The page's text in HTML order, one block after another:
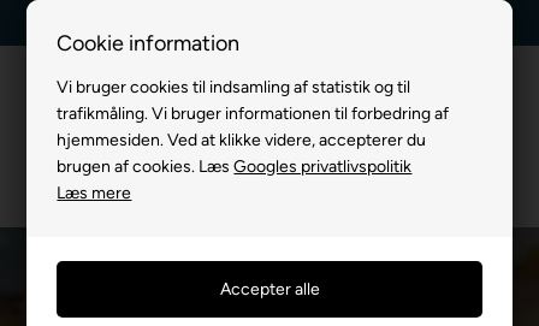
Cookie information
Vi bruger cookies til indsamling af statistik og til
trafikmåling. Vi bruger informationen til forbedring af
hjemmesiden. Ved at klikke videre, accepterer du
brugen af cookies. LæsGoogles privatlivspolitik
Læs mere
Legetøj til Hvalp
Du er her:TIL HUND/Hundelegetøj/Legetøj til Hvalp